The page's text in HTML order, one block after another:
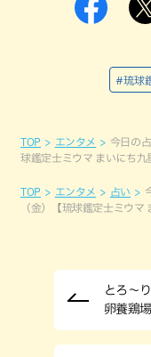
#琉球
TOP エンタメ
今日の
球鑑定士ミウマ まいにち九
TOP エンタメ 占い
（金）【琉球鑑定士ミウマ
とろ〜
卵養鶏